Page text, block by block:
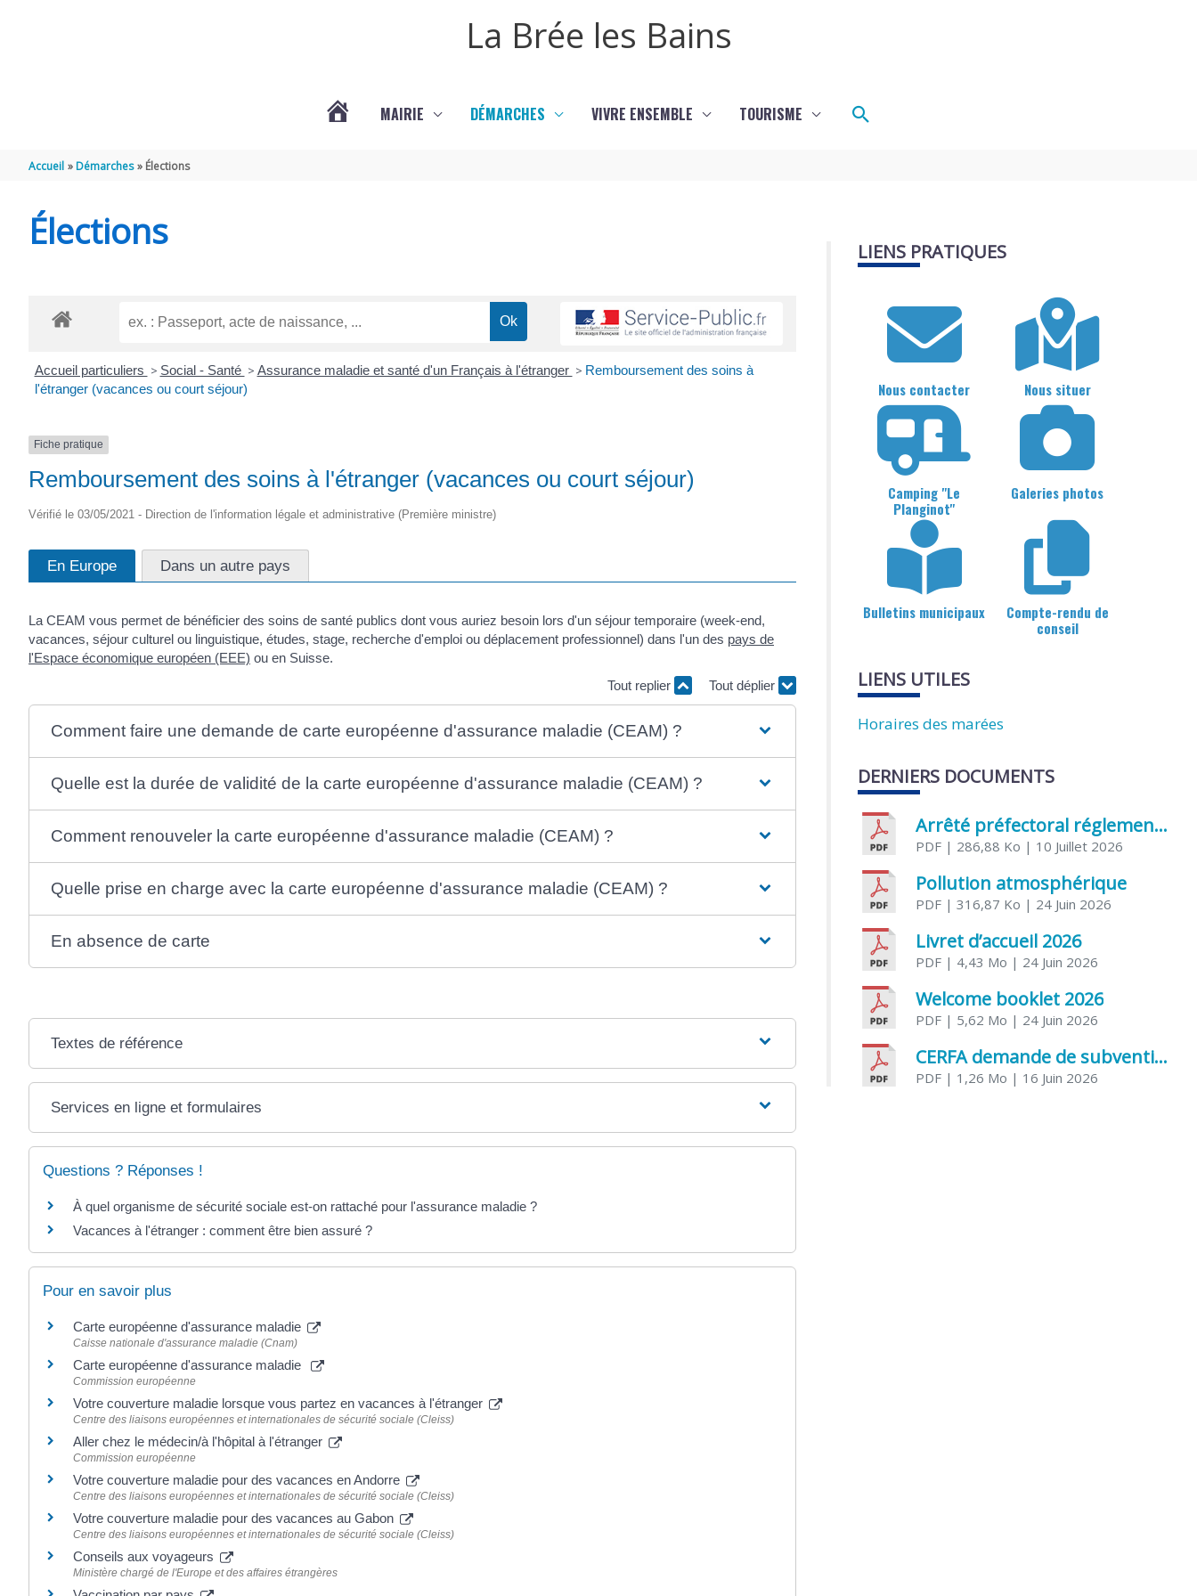
La Brée les Bains
MAIRIE DÉMARCHES VIVRE ENSEMBLE TOURISME Rechercher
Accueil Démarches Élections
Élections
Accueil particuliers > Social - Santé > Assurance maladie et santé d'un Français à l'étranger > Remboursement des soins à
l'étranger (vacances ou court séjour)
Fiche pratique
Remboursement des soins à l'étranger (vacances ou court séjour)
Vérifié le 03/05/2021 - Direction de l'information légale et administrative (Première ministre)
En Europe Dans un autre pays
La CEAM vous permet de bénéficier des soins de santé publics dont vous auriez besoin lors d'un séjour temporaire (week-end,
vacances, séjour culturel ou linguistique, études, stage, recherche d'emploi ou déplacement professionnel) dans l'un des pays de
l'Espace économique européen (EEE) ou en Suisse.
Tout replier
Tout déplier
Comment faire une demande de carte européenne d'assurance maladie (CEAM) ?
Quelle est la durée de validité de la carte européenne d'assurance maladie (CEAM) ?
Comment renouveler la carte européenne d'assurance maladie (CEAM) ?
Quelle prise en charge avec la carte européenne d'assurance maladie (CEAM) ?
En absence de carte
Textes de référence
Services en ligne et formulaires
Questions ? Réponses !
À quel organisme de sécurité sociale est-on rattaché pour l'assurance maladie ?
Vacances à l'étranger : comment être bien assuré ?
Pour en savoir plus
Carte européenne d'assurance maladie
Caisse nationale d'assurance maladie (Cnam)
Carte européenne d'assurance maladie
Commission européenne
Votre couverture maladie lorsque vous partez en vacances à l'étranger
Centre des liaisons européennes et internationales de sécurité sociale (Cleiss)
Aller chez le médecin/à l'hôpital à l'étranger
Commission européenne
Votre couverture maladie pour des vacances en Andorre
Centre des liaisons européennes et internationales de sécurité sociale (Cleiss)
Votre couverture maladie pour des vacances au Gabon
Centre des liaisons européennes et internationales de sécurité sociale (Cleiss)
Conseils aux voyageurs
Ministère chargé de l'Europe et des affaires étrangères
LIENS PRATIQUES
Nous contacter Nous situer
Camping "Le
Planginot"
Galeries photos
Bulletins municipaux
Compte-rendu de
conseil
LIENS UTILES
Horaires des marées
DERNIERS DOCUMENTS
Arrêté préfectoral réglementant l’usage de l’eau
PDF | 286,88 Ko | 10 Juillet 2026
Pollution atmosphérique
PDF | 316,87 Ko | 24 Juin 2026
Livret d’accueil 2026
PDF | 4,43 Mo | 24 Juin 2026
Welcome booklet 2026
PDF | 5,62 Mo | 24 Juin 2026
CERFA demande de subvention association
PDF | 1,26 Mo | 16 Juin 2026